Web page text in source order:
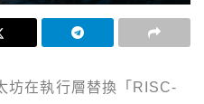
坊在執行層替換「RISC-